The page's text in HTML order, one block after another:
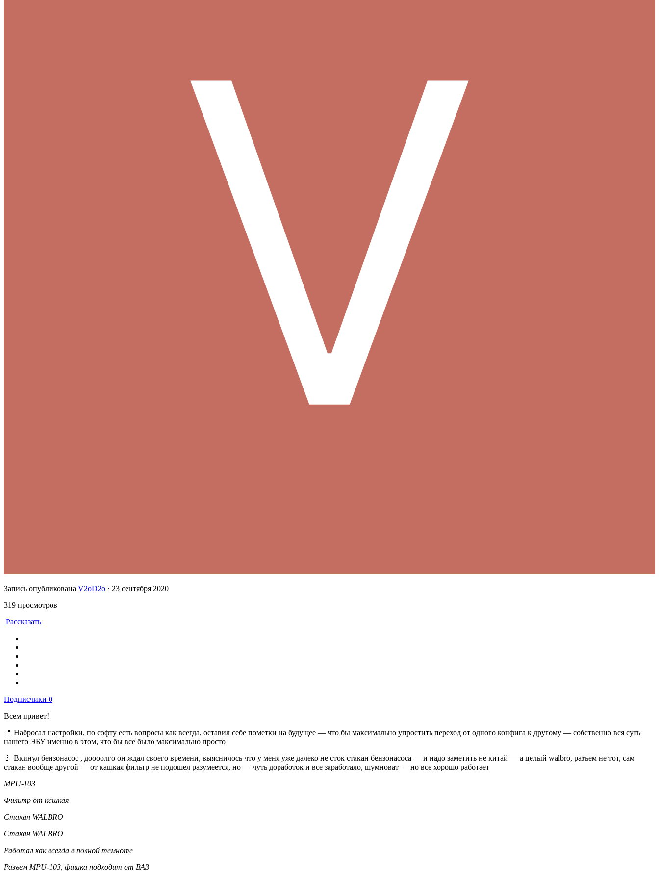
Запись опубликована V2oD2o · 23 сентября 2020
319 просмотров
Рассказать
Подписчики 0
Всем привет!
🚩 Набросал настройки, по софту есть вопросы как всегда, оставил себе пометки на будущее — что бы максимально упростить переход от одного конфига к другому — собственно вся суть
нашего ЭБУ именно в этом, что бы все было максимально просто
🚩 Вкинул бензонасос , доооолго он ждал своего времени, выяснилось что у меня уже далеко не сток стакан бензонасоса — и надо заметить не китай — а целый walbro, разъем не тот, сам
стакан вообще другой — от кашкая фильтр не подошел разумеется, но — чуть доработок и все заработало, шумноват — но все хорошо работает
MPU-103
Фильтр от кашкая
Стакан WALBRO
Стакан WALBRO
Работал как всегда в полной темноте
Разъем MPU-103, фишка подходит от ВАЗ